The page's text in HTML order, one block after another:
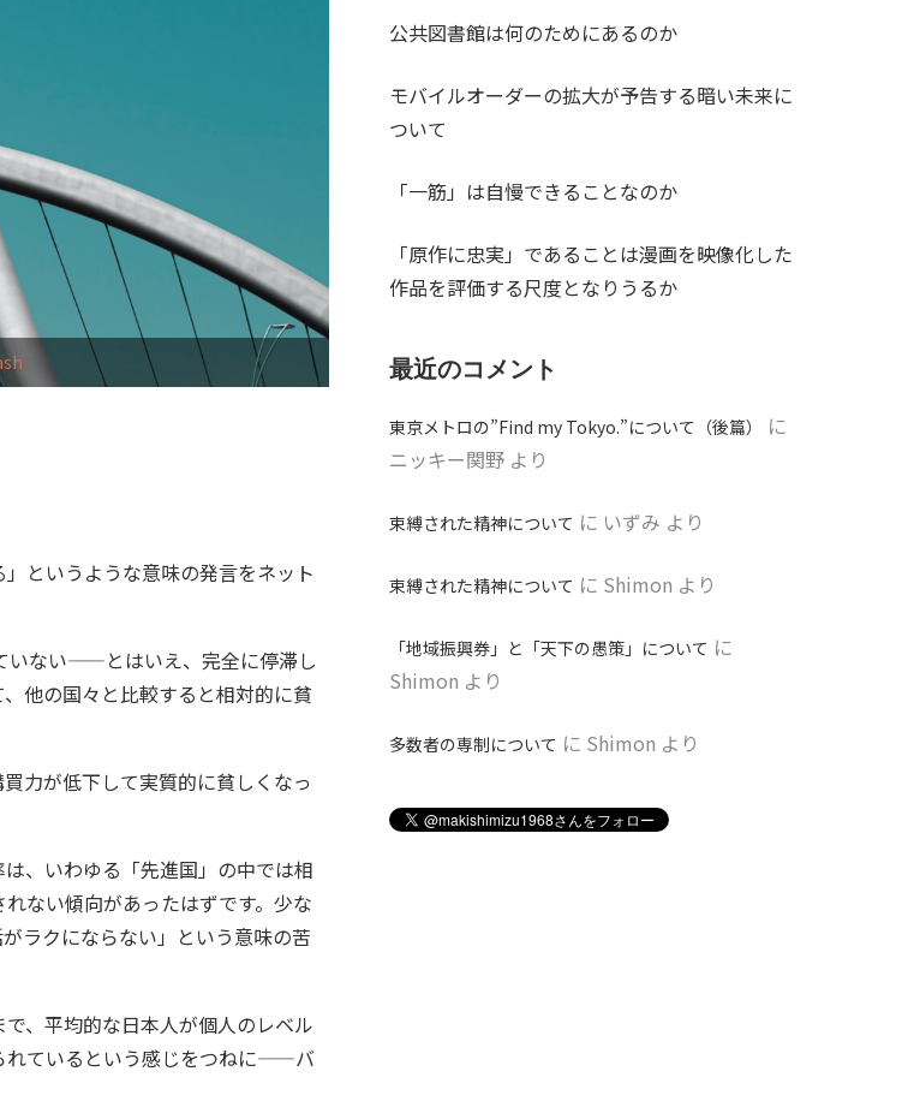
というような意味の発言をネット
いない——とはいえ、完全に停滞し
他の国々と比較すると相対的に貧
力が低下して実質的に貧しくなっ
、いわゆる「先進国」の中では相
ない傾向があったはずです。少な
ラクにならない」という意味の苦
、平均的な日本人が個人のレベル
れているという感じをつねに——バ
公共図書館は何のためにあるのか
モバイルオーダーの拡大が予告する暗い未来に
ついて
「一筋」は自慢できることなのか
「原作に忠実」であることは漫画を映像化した
作品を評価する尺度となりうるか
最近のコメント
東京メトロの”Find my Tokyo.”について（後篇）
に
ニッキー関野 より
束縛された精神について に いずみ より
束縛された精神について に Shimon より
「地域振興券」と「天下の愚策」について に
Shimon より
多数者の専制について に Shimon より